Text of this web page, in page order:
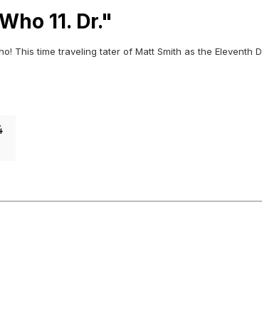
11. Dr."
This time traveling tater of Matt Smith as the